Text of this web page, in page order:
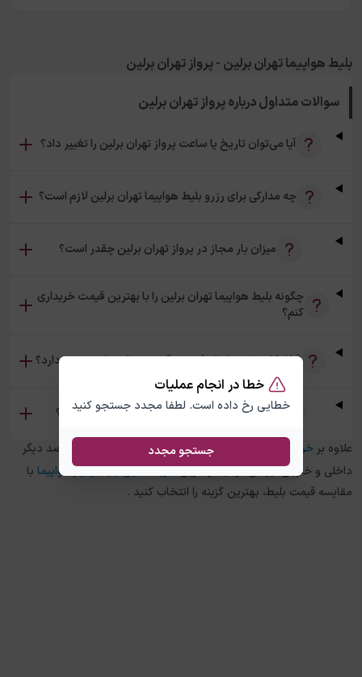
خطا در انجام عملیات
خطایی رخ داده است. لطفا مجدد جستجو کنید
جستجو مجدد
بلیط هواپیما تهران برلین - پرواز تهران برلین
سوالات متداول دربارهپرواز تهران برلین
آیا می‌توان تاریخ یا ساعت پرواز تهران برلین را تغییر داد؟
چه مدارکی برای رزرو بلیط هواپیما تهران برلین لازم است؟
میزان بار مجاز در پرواز تهران برلین چقدر است؟
چگونه بلیط هواپیما تهران برلین را با بهترین قیمت خریداری
کنم؟
آیا امکان خرید بلیط رفت و برگشت تهران برلین وجود دارد؟
تفاوت بلیط چارتر و سیستمی تهران برلین چیست؟
علاوه بر خرید بلیط هواپیما تهرانبهبرلین
، در چارتر 118 برای مقاصد دیگر
داخلی و خارجی نیز می توانید از طریقخرید آنلاین بلیط چارتر هواپیما با
مقایسه قیمت بلیط، بهترین گزینه را انتخاب کنید .